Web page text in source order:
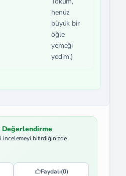
henüz
büyük bir
öğle
yemeği
yedim.)
Değerlendirme
incelemeyi bitirdiğinizde
Faydalı(0)